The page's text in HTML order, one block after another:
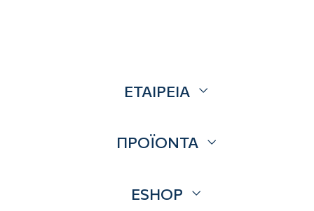
ΕΤΑΙΡΕΙΑ
Επικοινωνία
ΠΡΟΪΟΝΤΑ
Brands
ESHOP